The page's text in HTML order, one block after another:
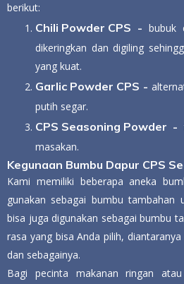
berikut:
Chili Powder CPS - bubuk
dikeringkan dan digiling
yang kuat.
Garlic Powder CPS -
putih segar.
CPS Seasoning Powder -
masakan.
Kegunaan Bumbu Dapur CPS
Kami memiliki beberapa aneka
gunakan sebagai bumbu tambahan
bisa juga digunakan sebagai bumbu
rasa yang bisa Anda pilih,
dan sebagainya.
Bagi pecinta makanan ringan